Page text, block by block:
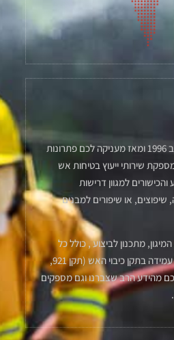
מעיין עיכוב בעירה נוסדה ב 1996 ומאז מעניקה לכם פתרונות
שירותי ייעוץ בטיחות אש
למגוון דרישות
או שיפורים למבנים
מתכנון לביצוע , כולל כל
האישורים נדרשים לצורך עמידה בתקן כיבוי האש (תקן 921,
לכם מהידע הרב שצברנו וגם מספקים